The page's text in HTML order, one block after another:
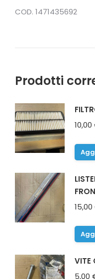
COD. 1471435692
Prodotti
10,00
15,00
VITE
5,00